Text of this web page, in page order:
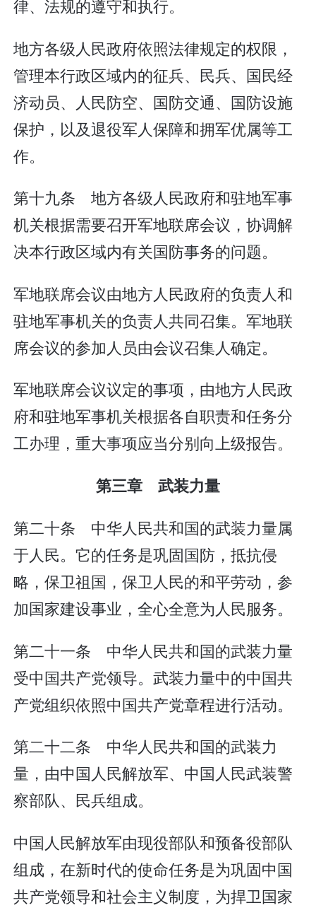
律、法规的遵守和执行。
地方各级人民政府依照法律规定的权限，
管理本行政区域内的征兵、民兵、国民经
济动员、人民防空、国防交通、国防设施
保护，以及退役军人保障和拥军优属等工
作。
第十九条 地方各级人民政府和驻地军事
机关根据需要召开军地联席会议，协调解
决本行政区域内有关国防事务的问题。
军地联席会议由地方人民政府的负责人和
驻地军事机关的负责人共同召集。军地联
席会议的参加人员由会议召集人确定。
军地联席会议议定的事项，由地方人民政
府和驻地军事机关根据各自职责和任务分
工办理，重大事项应当分别向上级报告。
第三章 武装力量
第二十条 中华人民共和国的武装力量属
于人民。它的任务是巩固国防，抵抗侵
略，保卫祖国，保卫人民的和平劳动，参
加国家建设事业，全心全意为人民服务。
第二十一条 中华人民共和国的武装力量
受中国共产党领导。武装力量中的中国共
产党组织依照中国共产党章程进行活动。
第二十二条 中华人民共和国的武装力
量，由中国人民解放军、中国人民武装警
察部队、民兵组成。
中国人民解放军由现役部队和预备役部队
组成，在新时代的使命任务是为巩固中国
共产党领导和社会主义制度，为捍卫国家